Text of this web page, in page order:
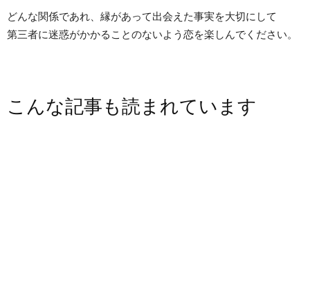
どんな関係であれ、縁があって出会えた事実を大切にして
第三者に迷惑がかかることのないよう恋を楽しんでください。
こんな記事も読まれています